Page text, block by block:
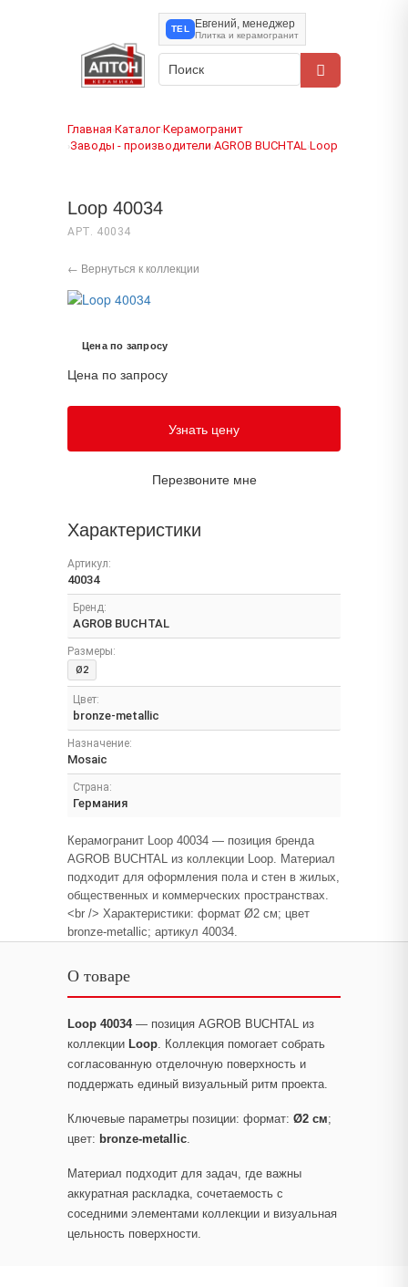
TEL
Евгений, менеджер
Плитка и керамогранит
Главная›Каталог›Керамогранит
›Заводы - производители›AGROB BUCHTAL›Loop
Loop 40034
АРТ. 40034
← Вернуться к коллекции
Цена по запросу
Цена по запросу
Узнать цену
Перезвоните мне
Характеристики
Артикул:
40034
Бренд:
AGROB BUCHTAL
Размеры:
Ø2
Цвет:
bronze-metallic
Назначение:
Mosaic
Страна:
Германия
Керамогранит Loop 40034 — позиция бренда
AGROB BUCHTAL из коллекции Loop. Материал
подходит для оформления пола и стен в жилых,
общественных и коммерческих пространствах.
<br /> Характеристики: формат Ø2 см; цвет
bronze-metallic; артикул 40034.
О товаре
Loop 40034— позиция AGROB BUCHTAL из
коллекции Loop. Коллекция помогает собрать
согласованную отделочную поверхность и
поддержать единый визуальный ритм проекта.
Ключевые параметры позиции: формат: Ø2 см;
цвет: bronze-metallic.
Материал подходит для задач, где важны
аккуратная раскладка, сочетаемость с
соседними элементами коллекции и визуальная
цельность поверхности.